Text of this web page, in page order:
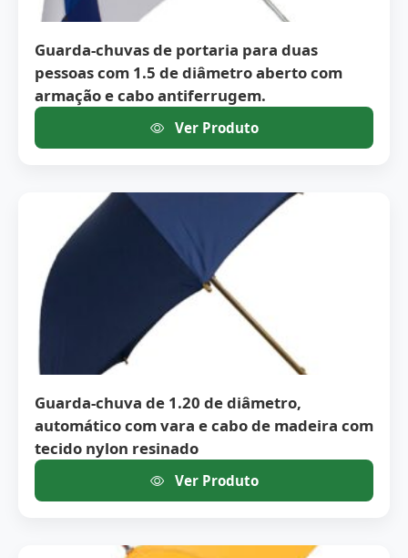
Guarda-chuvas de portaria para duas
pessoas com 1.5 de diâmetro aberto com
armação e cabo antiferrugem.
Ver Produto
Guarda-chuva de 1.20 de diâmetro,
automático com vara e cabo de madeira com
tecido nylon resinado
Ver Produto